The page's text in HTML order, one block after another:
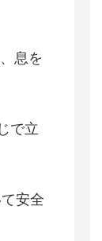
息を
で立
安全